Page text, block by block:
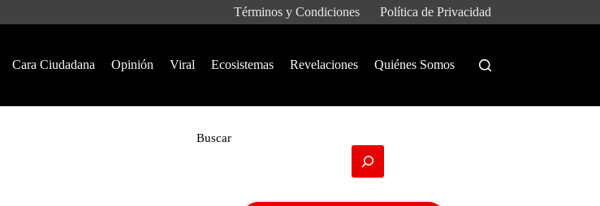
Términos y Condiciones Política de Privacidad
Cara Ciudadana Opinión Viral Ecosistemas Revelaciones Quiénes Somos
Buscar